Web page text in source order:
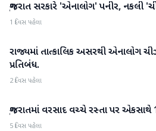
ગુજરાત
1 દિવસ પહેલા
ગુજરાત
રાજ્યમાં તાત્કાલિક અસરથી એનાલોગ
પ્રતિબંધ.
2 દિવસ પહેલા
ગુજરાત
ગુજરાતમાં વરસાદ વચ્ચે રસ્તા પર એકસાથે
5 દિવસ પહેલા